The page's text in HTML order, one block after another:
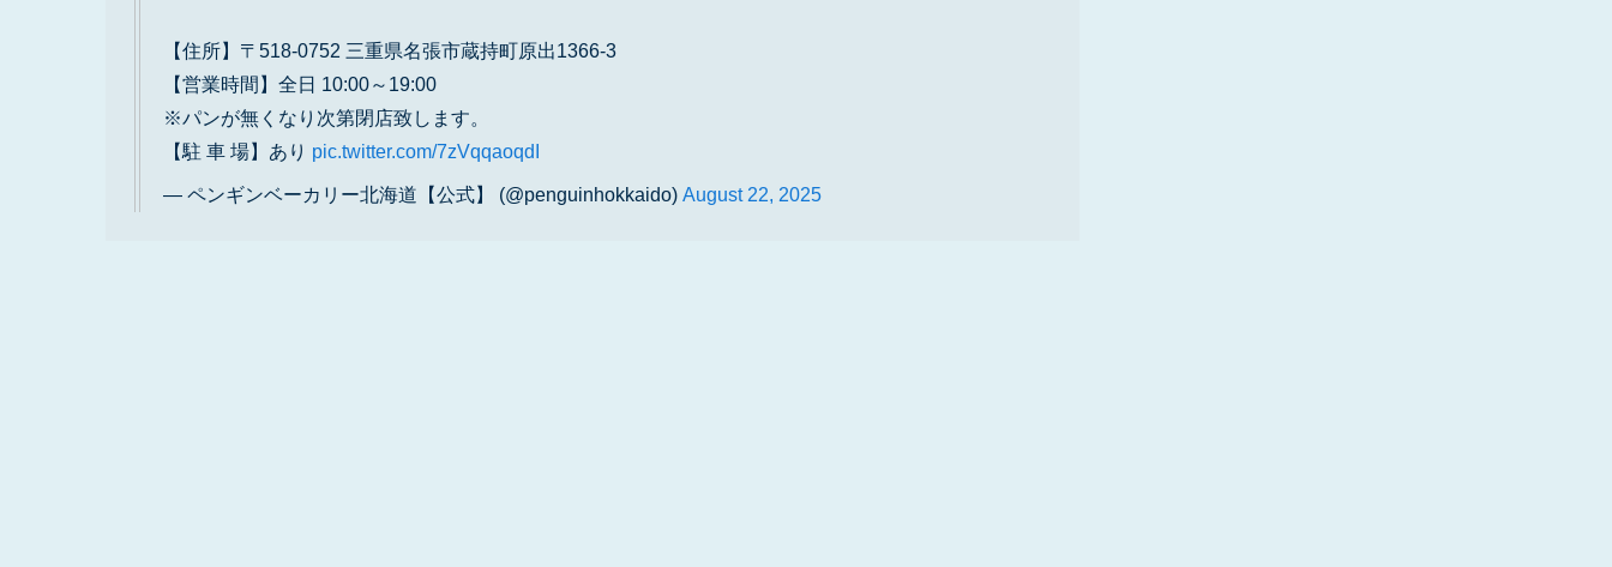
【住所】〒518-0752 三重県名張市蔵持町原出1366-3
【営業時間】全日 10:00～19:00
※パンが無くなり次第閉店致します。
【駐 車 場】あり pic.twitter.com/7zVqqaoqdI
— ペンギンベーカリー北海道【公式】 (@penguinhokkaido) August 22, 2025